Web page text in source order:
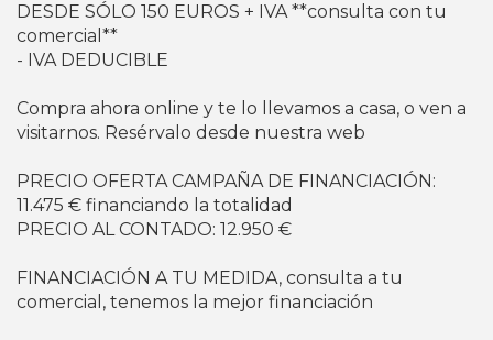
DESDE SÓLO 150 EUROS + IVA **consulta con tu
comercial**
- IVA DEDUCIBLE
Compra ahora online y te lo llevamos a casa, o ven a
visitarnos. Resérvalo desde nuestra web
PRECIO OFERTA CAMPAÑA DE FINANCIACIÓN:
11.475 € financiando la totalidad
PRECIO AL CONTADO: 12.950 €
FINANCIACIÓN A TU MEDIDA, consulta a tu
comercial, tenemos la mejor financiación